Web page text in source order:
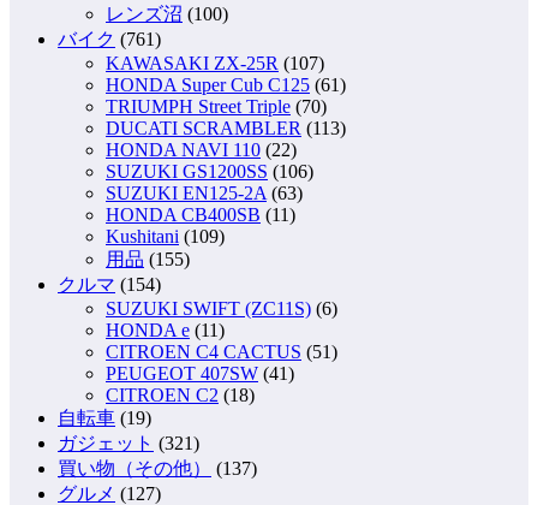
レンズ沼 (100)
バイク (761)
KAWASAKI ZX-25R (107)
HONDA Super Cub C125 (61)
TRIUMPH Street Triple (70)
DUCATI SCRAMBLER (113)
HONDA NAVI 110 (22)
SUZUKI GS1200SS (106)
SUZUKI EN125-2A (63)
HONDA CB400SB (11)
Kushitani (109)
用品 (155)
クルマ (154)
SUZUKI SWIFT (ZC11S) (6)
HONDA e (11)
CITROEN C4 CACTUS (51)
PEUGEOT 407SW (41)
CITROEN C2 (18)
自転車 (19)
ガジェット (321)
買い物（その他）
(137)
グルメ (127)